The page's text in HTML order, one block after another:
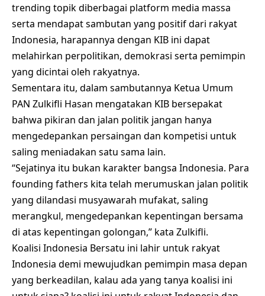
trending topik diberbagai platform media massa
serta mendapat sambutan yang positif dari rakyat
Indonesia, harapannya dengan KIB ini dapat
melahirkan perpolitikan, demokrasi serta pemimpin
yang dicintai oleh rakyatnya.
Sementara itu, dalam sambutannya Ketua Umum
PAN Zulkifli Hasan mengatakan KIB bersepakat
bahwa pikiran dan jalan politik jangan hanya
mengedepankan persaingan dan kompetisi untuk
saling meniadakan satu sama lain.
“Sejatinya itu bukan karakter bangsa Indonesia. Para
founding fathers kita telah merumuskan jalan politik
yang dilandasi musyawarah mufakat, saling
merangkul, mengedepankan kepentingan bersama
di atas kepentingan golongan,” kata Zulkifli.
Koalisi Indonesia Bersatu ini lahir untuk rakyat
Indonesia demi mewujudkan pemimpin masa depan
yang berkeadilan, kalau ada yang tanya koalisi ini